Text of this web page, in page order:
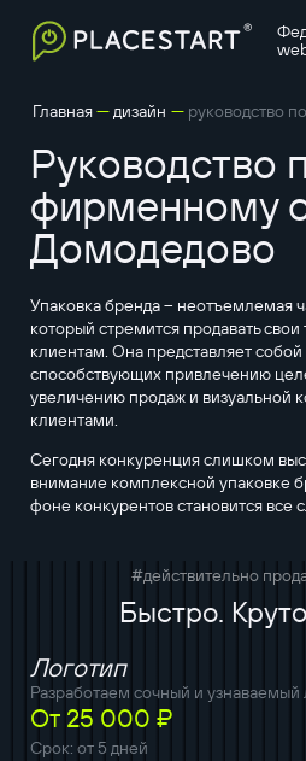
Главная—дизайн — руководство
Руководство
фирменному
Домодедово
Упаковка бренда – неотъемлемая
который стремится продавать
клиентам. Она представляет
способствующих привлечению
увеличению продаж и визуальной
клиентами.
Сегодня конкуренция слишком
внимание комплексной упаковке
фоне конкурентов становится все
#действительно
Быстро.
Логотип
Разработаем сочный и узнаваемый
От 25 000 ₽
Срок: от 5 дней